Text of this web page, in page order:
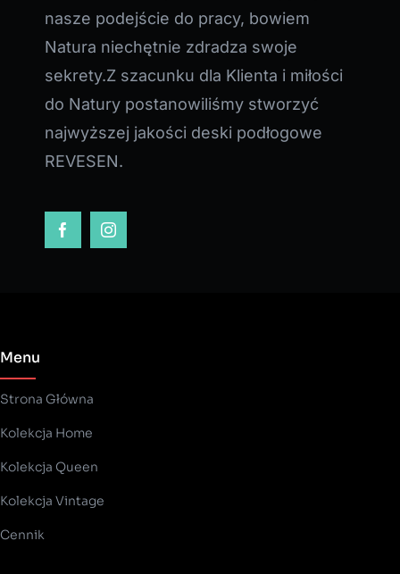
nasze podejście do pracy, bowiem
Natura niechętnie zdradza swoje
sekrety.Z szacunku dla Klienta i miłości
do Natury postanowiliśmy stworzyć
najwyższej jakości deski podłogowe
REVESEN.
Menu
Strona Główna
Kolekcja Home
Kolekcja Queen
Kolekcja Vintage
Cennik